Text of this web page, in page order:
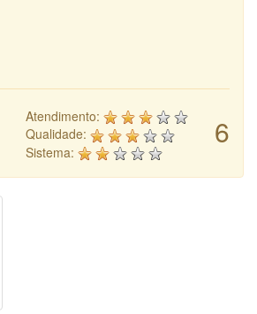
6
Atendimento:
Qualidade:
Sistema: